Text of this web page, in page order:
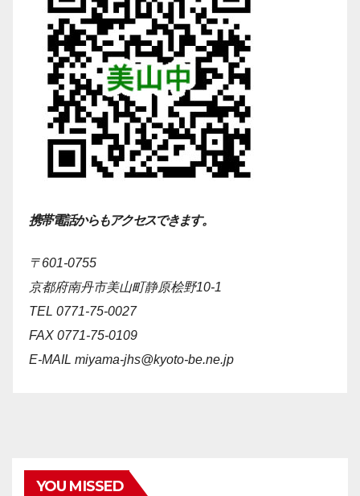
携帯電話からもアクセスできます。
〒601-0755
京都府南丹市美山町静原桧野10-1
TEL 0771-75-0027
FAX 0771-75-0109
E-MAIL miyama-jhs@kyoto-be.ne.jp
YOU MISSED